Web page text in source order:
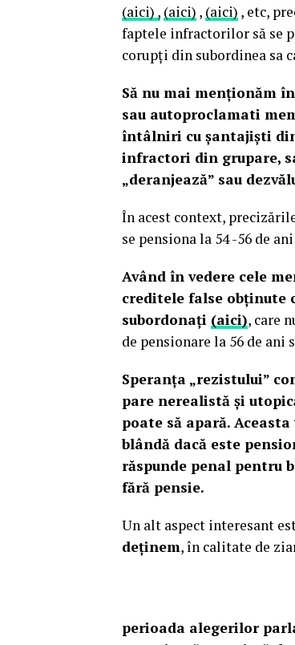
(aici) , (aici) , (aici) , etc,
faptele infractorilor să se
corupți din subordinea sa
Să nu mai menționăm
sau autoproclamati
întâlniri cu șantajiști
infractori din grupare,
„deranjează” sau
În acest context,
se pensiona la 54 -56 de
Având în vedere cele
creditele false obținute
subordonați (aici), care
de pensionare la 56 de ani
Speranța „rezistului”
pare nerealistă și
poate să apară.
blândă dacă este
răspunde penal pentru
fără pensie.
Un alt aspect interesant
deținem, în calitate de
perioada alegerilor